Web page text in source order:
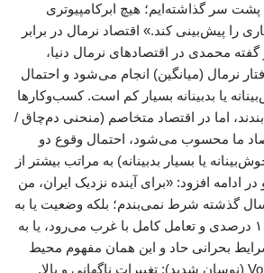
سر گذاشته‌ایم؛ هیچ ابرکامپیوتری
را پیش‌بینی کند.» اقتصاد نرمال در برابر
گفته محمدی در اقتصادهای نرمال دنیا،
نرمال (میانگین) انجام می‌شود و احتمال
یا بدبینانه بسیار کم است. کسب‌وکارها
اما در اقتصاد متخاصم (منحنی دم‌چاق /
ما محسوب می‌شود، احتمال وقوع دو
یا بسیار بدبینانه) به مراتب بیشتر از
ادامه افزود: «برای آینده نزدیک ایران، من
گذشته شرط نمی‌بندم؛ بلکه وضعیت یا به
سمت رشد اقتصادی ۱۰ درصدی و تعامل کامل با غرب می‌رود، یا به
بحرانی حاد و این همان مفهوم محیط
VUCA است: Volatily (نوسان شدید): تغییرات ناگهانی و بالا.